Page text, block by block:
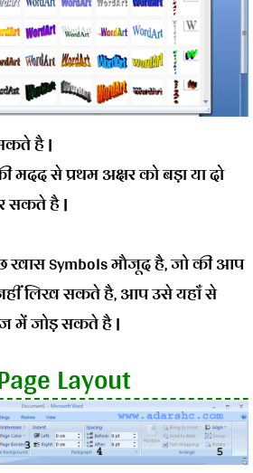
है |
मदद से प्रथम अक्षर को बड़ा या दो
सकते है |
Symbols मौजूद है, जो की आप
लिख सकते है, आप उसे यहाँ से
में जोड़ सकते है |
Layout